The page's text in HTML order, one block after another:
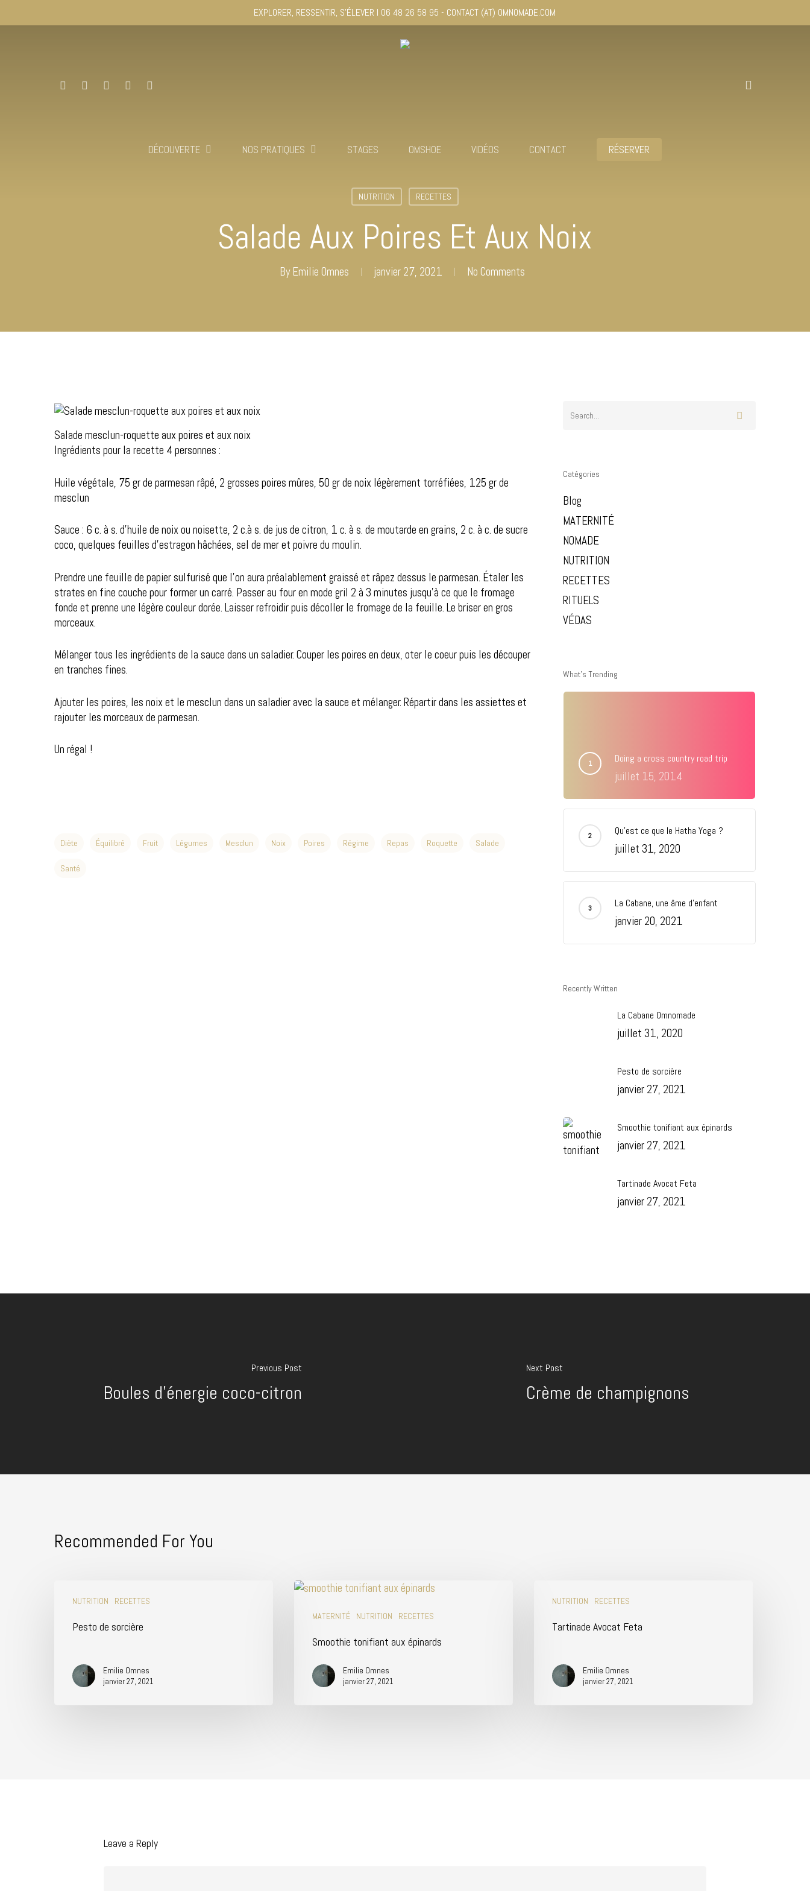
EXPLORER, RESSENTIR, S'ÉLEVER I 06 48 26 58 95 - CONTACT (AT) OMNOMADE.COM
Hit enter to search or ESC to close
DÉCOUVERTE NOS PRATIQUES STAGES OMSHOE VIDÉOS CONTACT RÉSERVER
NUTRITION RECETTES
Salade Aux Poires Et Aux Noix
By Emilie Omnes janvier 27, 2021 No Comments
Salade mesclun-roquette aux poires et aux noix
Ingrédients pour la recette 4 personnes :
Huile végétale, 75 gr de parmesan râpé, 2 grosses poires mûres, 50 gr de noix légèrement torréfiées, 125 gr de
mesclun
Sauce : 6 c. à s. d’huile de noix ou noisette, 2 c.à s. de jus de citron, 1 c. à s. de moutarde en grains, 2 c. à c. de sucre
coco, quelques feuilles d’estragon hâchées, sel de mer et poivre du moulin.
Prendre une feuille de papier sulfurisé que l’on aura préalablement graissé et râpez dessus le parmesan. Étaler les
strates en fine couche pour former un carré. Passer au four en mode gril 2 à 3 minutes jusqu’à ce que le fromage
fonde et prenne une légère couleur dorée. Laisser refroidir puis décoller le fromage de la feuille. Le briser en gros
morceaux.
Mélanger tous les ingrédients de la sauce dans un saladier. Couper les poires en deux, oter le coeur puis les découper
en tranches fines.
Ajouter les poires, les noix et le mesclun dans un saladier avec la sauce et mélanger. Répartir dans les assiettes et
rajouter les morceaux de parmesan.
Un régal !
Diète Équilibré Fruit Légumes Mesclun Noix Poires Régime Repas Roquette Salade
Santé
Catégories
Blog
MATERNITÉ
NOMADE
NUTRITION
RECETTES
RITUELS
VÉDAS
What’s Trending
Doing a cross country road trip
juillet 15, 2014
Qu’est ce que le Hatha Yoga ?
juillet 31, 2020
La Cabane, une âme d’enfant
janvier 20, 2021
Recently Written
La Cabane Omnomade
juillet 31, 2020
Pesto de sorcière
janvier 27, 2021
Smoothie tonifiant aux épinards
janvier 27, 2021
Tartinade Avocat Feta
janvier 27, 2021
Previous Post
Boules d'énergie coco-citron
Next Post
Crème de champignons
Recommended For You
NUTRITION RECETTES
Pesto de sorcière
Emilie Omnes
janvier 27, 2021
MATERNITÉ NUTRITION RECETTES
Smoothie tonifiant aux épinards
Emilie Omnes
janvier 27, 2021
NUTRITION RECETTES
Tartinade Avocat Feta
Emilie Omnes
janvier 27, 2021
Leave a Reply